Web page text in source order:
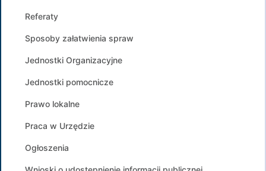
Referaty
Sposoby załatwienia spraw
Jednostki Organizacyjne
Jednostki pomocnicze
Prawo lokalne
Praca w Urzędzie
Ogłoszenia